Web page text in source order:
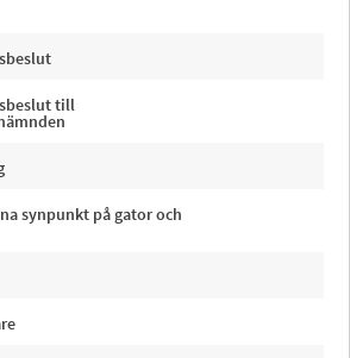
till
synpunkt på gator och